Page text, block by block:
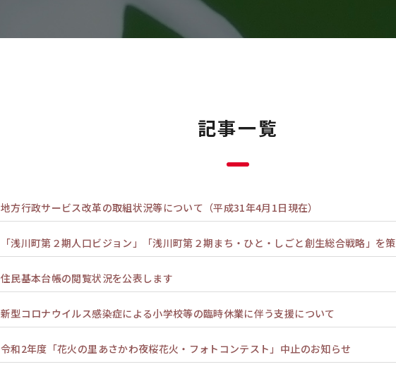
記事一覧
地方行政サービス改革の取組状況等について（平成31年4月1日現在）
「浅川町第２期人口ビジョン」「浅川町第２期まち・ひと・しごと創生総合戦略」を
住民基本台帳の閲覧状況を公表します
新型コロナウイルス感染症による小学校等の臨時休業に伴う支援について
令和2年度「花火の里あさかわ夜桜花火・フォトコンテスト」中止のお知らせ